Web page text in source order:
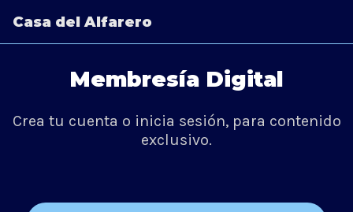
Casa del Alfarero
Membresía Digital
Crea tu cuenta o inicia sesión, para contenido
exclusivo.